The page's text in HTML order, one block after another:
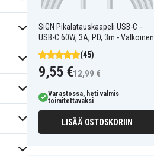
SiGN Pikalatauskaapeli USB-C -
USB-C 60W, 3A, PD, 3m - Valkoinen
(45)
9,55 €12,99 €
Varastossa, heti valmis
toimitettavaksi
LISÄÄ OSTOSKORIIN